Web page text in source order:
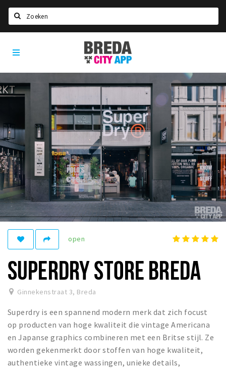
Home
Agenda
Deals
Nieuws, interviews & blogs
Eten
Drinken
Slapen
Recreatief
Winkels
Winkelgebieden
Bezienswaardigheden
Musea, theaters & podia
Uitjes & activiteiten
Toeristische routes
Natuurgebieden
Baroniepoorten
Breda
City
App
open
SUPERDRY STORE BREDA
Ginnekenstraat 3, Breda
Superdry is een spannend modern merk dat zich focust
op producten van hoge kwaliteit die vintage Americana
en Japanse graphics combineren met een Britse stijl. Ze
worden gekenmerkt door stoffen van hoge kwaliteit,
authentieke vintage wassingen, unieke details,